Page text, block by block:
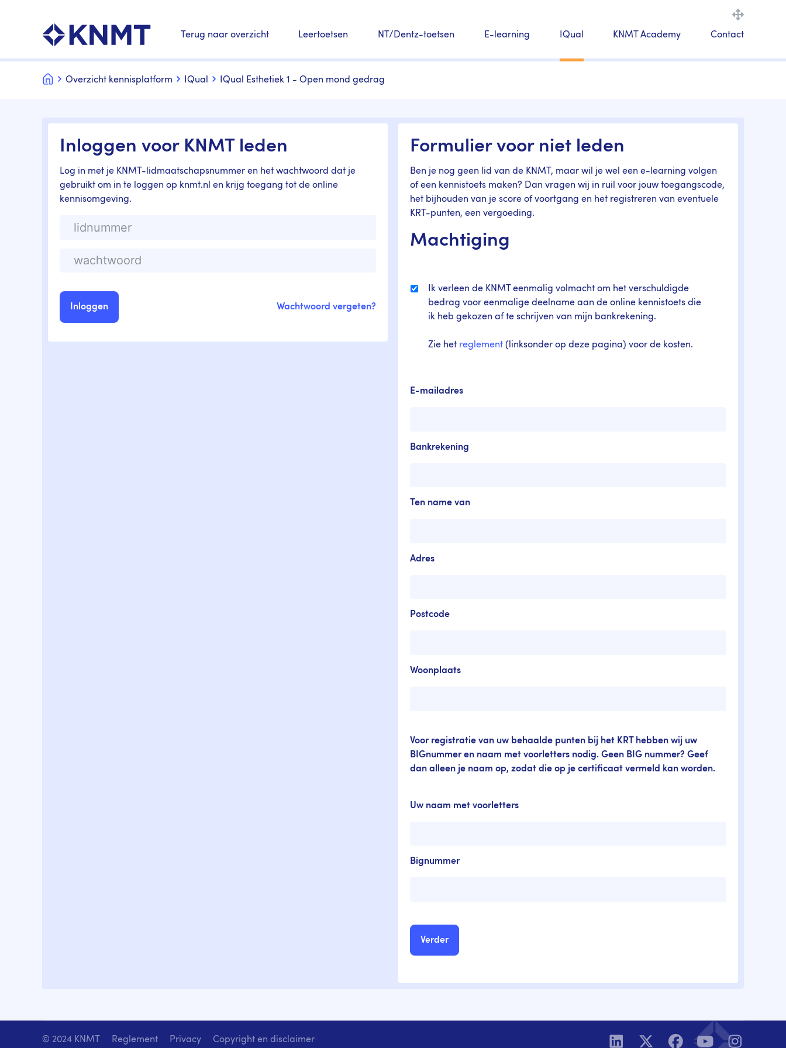
Terug naar overzicht Leertoetsen NT/Dentz-toetsen E-learning IQual KNMT Academy Contact
HomeOverzicht kennisplatform IQual IQual Esthetiek 1 - Open mond gedrag
Inloggen voor KNMT leden
Log in met je KNMT-lidmaatschapsnummer en het wachtwoord dat je
gebruikt om in te loggen op knmt.nl en krijg toegang tot de online
kennisomgeving.
Wachtwoord vergeten?
Formulier voor niet leden
Ben je nog geen lid van de KNMT, maar wil je wel een e-learning volgen
of een kennistoets maken? Dan vragen wij in ruil voor jouw toegangscode,
het bijhouden van je score of voortgang en het registreren van eventuele
KRT-punten, een vergoeding.
Machtiging
Ik verleen de KNMT eenmalig volmacht om het verschuldigde
bedrag voor eenmalige deelname aan de online kennistoets die
ik heb gekozen af te schrijven van mijn bankrekening.
Zie het reglement (linksonder op deze pagina) voor de kosten.
E-mailadres
Bankrekening
Ten name van
Adres
Postcode
Woonplaats
Voor registratie van uw behaalde punten bij het KRT hebben wij uw
BIGnummer en naam met voorletters nodig. Geen BIG nummer? Geef
dan alleen je naam op, zodat die op je certificaat vermeld kan worden.
Uw naam met voorletters
Bignummer
© 2024 KNMT Reglement Privacy Copyright en disclaimer